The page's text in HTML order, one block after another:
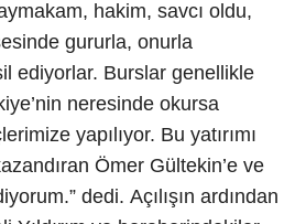
hakim, savcı oldu,
gururla, onurla
ediyorlar. Burslar genellikle
neresinde okursa
yapılıyor. Bu yatırımı
Ömer Gültekin’e ve
dedi. Açılışın ardından